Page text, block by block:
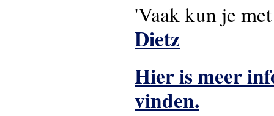
'Vaak kun je
Dietz
Hier is meer
vinden.